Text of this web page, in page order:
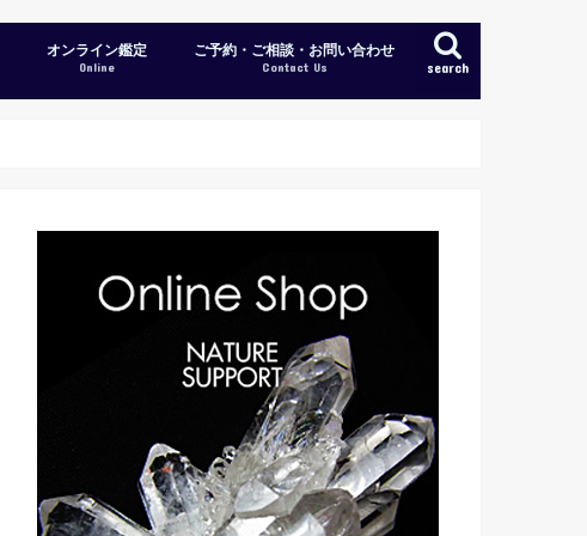
search
オンライン鑑定
Online
ご予約・ご相談・お問い合わせ
Contact Us